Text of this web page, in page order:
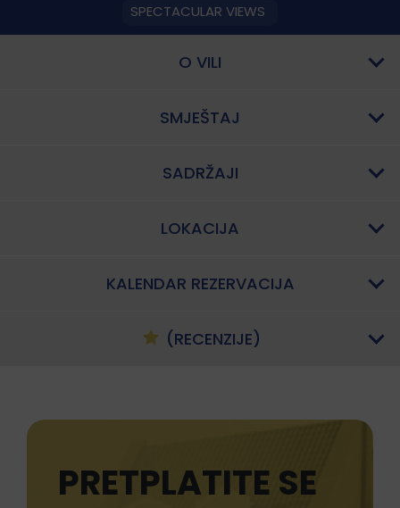
SPECTACULAR VIEWS
O VILI
SMJEŠTAJ
SADRŽAJI
LOKACIJA
KALENDAR REZERVACIJA
(RECENZIJE)
PRETPLATITE SE